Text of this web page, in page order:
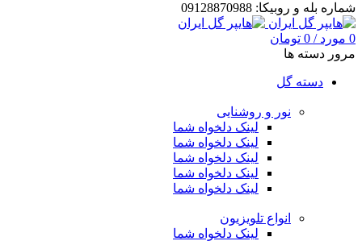
شماره بله و روبیکا: 09128870988
0 مورد /
0 تومان
مرور دسته ها
دسته گل
نور و روشنایی
لینک دلخواه شما
لینک دلخواه شما
لینک دلخواه شما
لینک دلخواه شما
لینک دلخواه شما
انواع تلویزیون
لینک دلخواه شما